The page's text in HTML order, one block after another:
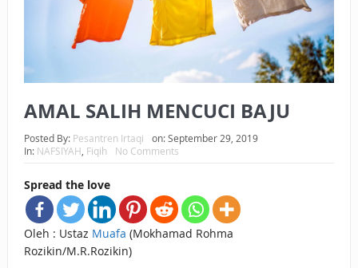
BAGAIMANA CARA MEMBAYAR ZAKAT UANG?
UANG HARAM BISA MENJADI HALAL JIKA SEBAB
KEPEMILIKANNYA BERUBAH
HUKUM MEMBAYAR ZAKAT DENGAN CARA MENGANGSUR
HUKUM MEMBAYAR ZAKAT KEPADA KERABAT SENDIRI
AMAL SALIH MENCUCI BAJU
Posted By: Pesantren Irtaqi on:September 29, 2019
In: NAFSIYAH Fiqih No Comments
Spread the love
Oleh : Ustaz Muafa (Mokhamad Rohma
Rozikin/M.R.Rozikin)